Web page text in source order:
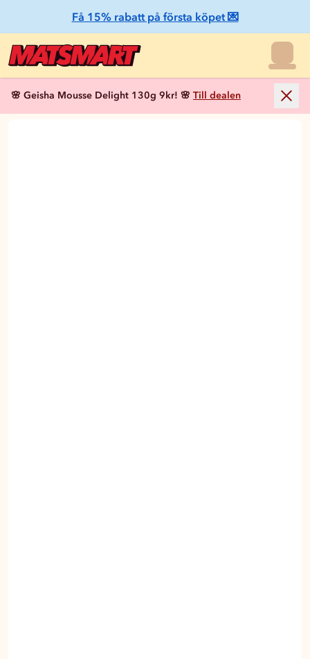
Få 15% rabatt på första köpet 💌
🌸 Geisha Mousse Delight 130g 9kr! 🌸 Till dealen